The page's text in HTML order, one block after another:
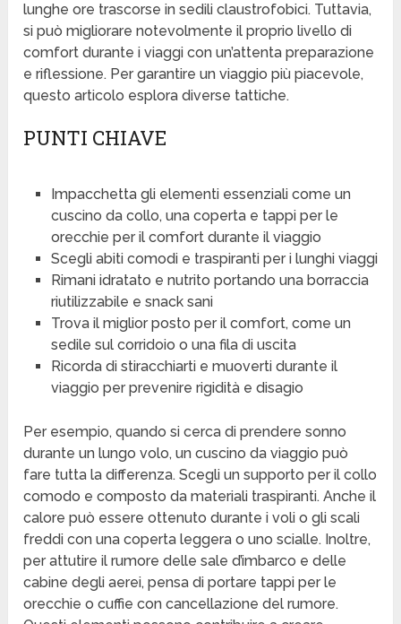
lunghe ore trascorse in sedili claustrofobici. Tuttavia,
si può migliorare notevolmente il proprio livello di
comfort durante i viaggi con un’attenta preparazione
e riflessione. Per garantire un viaggio più piacevole,
questo articolo esplora diverse tattiche.
PUNTI CHIAVE
Impacchetta gli elementi essenziali come un
cuscino da collo, una coperta e tappi per le
orecchie per il comfort durante il viaggio
Scegli abiti comodi e traspiranti per i lunghi viaggi
Rimani idratato e nutrito portando una borraccia
riutilizzabile e snack sani
Trova il miglior posto per il comfort, come un
sedile sul corridoio o una fila di uscita
Ricorda di stiracchiarti e muoverti durante il
viaggio per prevenire rigidità e disagio
Per esempio, quando si cerca di prendere sonno
durante un lungo volo, un cuscino da viaggio può
fare tutta la differenza. Scegli un supporto per il collo
comodo e composto da materiali traspiranti. Anche il
calore può essere ottenuto durante i voli o gli scali
freddi con una coperta leggera o uno scialle. Inoltre,
per attutire il rumore delle sale d’imbarco e delle
cabine degli aerei, pensa di portare tappi per le
orecchie o cuffie con cancellazione del rumore.